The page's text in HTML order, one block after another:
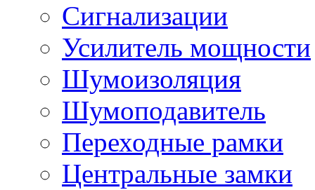
Сигнализации
Усилитель мощности
Шумоизоляция
Шумоподавитель
Переходные рамки
Центральные замки